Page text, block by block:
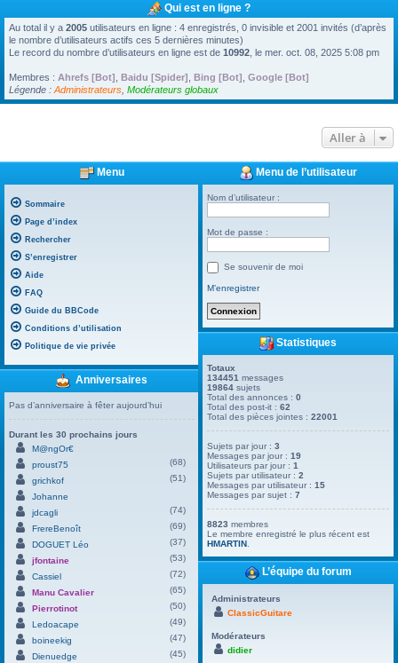
Qui est en ligne ?
Au total il y a 2005 utilisateurs en ligne : 4 enregistrés, 0 invisible et 2001 invités (d’après
le nombre d’utilisateurs actifs ces 5 dernières minutes)
Le record du nombre d’utilisateurs en ligne est de 10992 , le mer. oct. 08, 2025 5:08 pm
Membres : Ahrefs [Bot] Baidu [Spider] Bing [Bot] Google [Bot]
Légende : Administrateurs Modérateurs globaux
Aller à
Menu
Sommaire
Page d’index
Rechercher
S’enregistrer
Aide
FAQ
Guide du BBCode
Conditions d’utilisation
Politique de vie privée
Anniversaires
Pas d’anniversaire à fêter aujourd’hui
Durant les 30 prochains jours
M@ngOr€
proust75
(68)
grichkof
(51)
Johanne
jdcagli
(74)
FrereBenoît
(69)
DOGUET Léo
(37)
jfontaine
(53)
Cassiel
(72)
Manu Cavalier
(65)
Pierrotinot
(50)
Ledoacape
(49)
boineekig
(47)
Dienuedge
(45)
Menu de l’utilisateur
Nom d’utilisateur :
Mot de passe :
Se souvenir de moi
M’enregistrer
Statistiques
Totaux
134451 messages
19864 sujets
Total des annonces :0
Total des post-it :62
Total des pièces jointes :22001
Sujets par jour :3
Messages par jour :19
Utilisateurs par jour :1
Sujets par utilisateur :2
Messages par utilisateur :15
Messages par sujet :7
8823 membres
Le membre enregistré le plus récent est
HMARTIN
L’équipe du forum
Administrateurs
ClassicGuitare
Modérateurs
didier